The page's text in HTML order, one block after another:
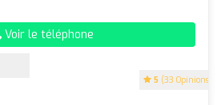
5 (33 Opinions)
Voir le téléphone